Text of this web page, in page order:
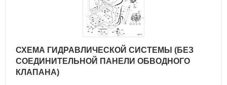
СХЕМА ГИДРАВЛИЧЕСКОЙ СИСТЕМЫ (БЕЗ
СОЕДИНИТЕЛЬНОЙ ПАНЕЛИ ОБВОДНОГО
КЛАПАНА)